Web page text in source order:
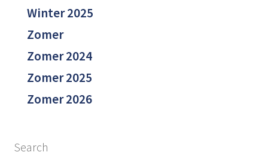
Winter 2025
Zomer
Zomer 2024
Zomer 2025
Zomer 2026
Search